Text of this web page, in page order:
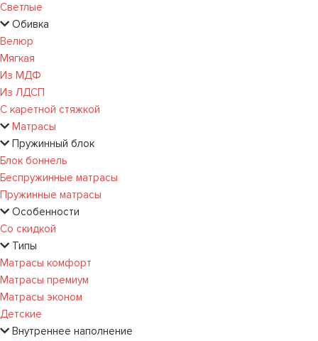
Светлые
Обивка
Велюр
Мягкая
Из МДФ
Из ЛДСП
С каретной стяжкой
Матрасы
Пружинный блок
Блок боннель
Беспружинные матрасы
Пружинные матрасы
Особенности
Со скидкой
Типы
Матрасы комфорт
Матрасы премиум
Матрасы эконом
Детские
Внутреннее наполнение